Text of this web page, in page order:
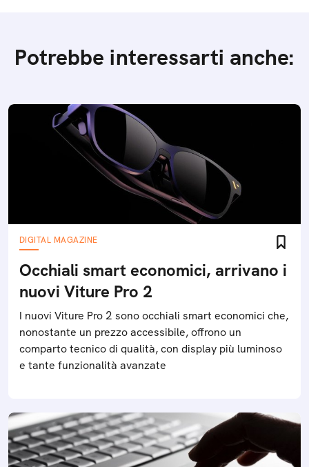
Potrebbe interessarti anche:
DIGITAL MAGAZINE
Occhiali smart economici, arrivano i
nuovi Viture Pro 2
I nuovi Viture Pro 2 sono occhiali smart economici che,
nonostante un prezzo accessibile, offrono un
comparto tecnico di qualità, con display più luminoso
e tante funzionalità avanzate